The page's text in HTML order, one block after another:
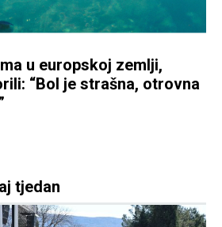
u europskoj zemlji,
“Bol je strašna, otrovna
tjedan